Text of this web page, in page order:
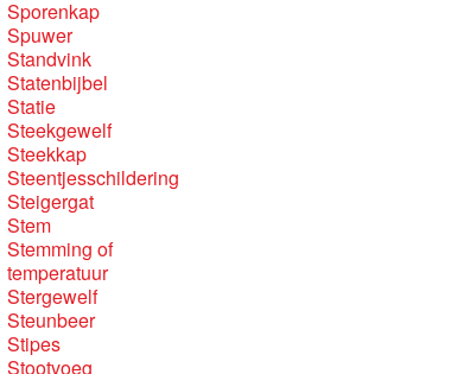
Sporenkap
Spuwer
Standvink
Statenbijbel
Statie
Steekgewelf
Steekkap
Steentjesschildering
Steigergat
Stem
Stemming of
temperatuur
Stergewelf
Steunbeer
Stipes
Stootvoeg